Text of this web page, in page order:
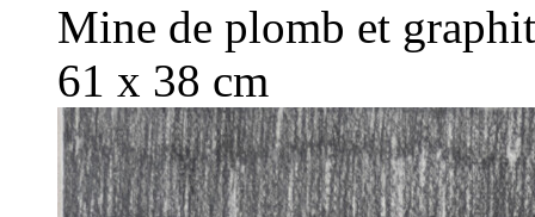
Mine de plomb et
61 x 38 cm